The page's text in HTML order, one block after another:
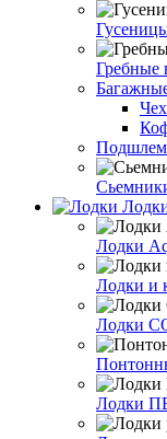
Гребные
Лодки
Лодки и
Лодки
Лодки